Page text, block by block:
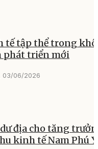
tế tập thể trong
phát triển mới
03/06/2026
địa cho tăng
kinh tế Nam Phú